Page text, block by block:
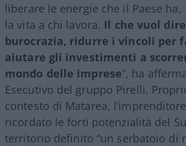
liberare le energie che il Paese
la vita a chi lavora. Il che vuol
burocrazia, ridurre i vincoli per
aiutare gli investimenti a
mondo delle imprese”, ha
Esecutivo del gruppo Pirelli.
contesto di Matarea,
ricordato le forti potenzialità del
territorio definito “un serbatoio di